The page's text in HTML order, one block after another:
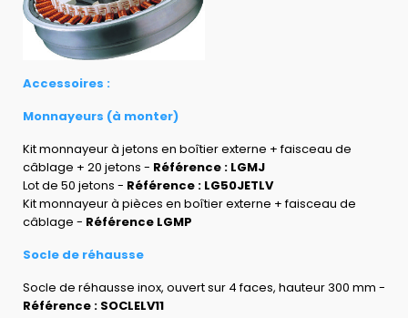
Accessoires :
Monnayeurs (à monter)
Kit monnayeur à jetons en boîtier externe + faisceau de
câblage + 20 jetons - Référence : LGMJ
Lot de 50 jetons - Référence : LG50JETLV
Kit monnayeur à pièces en boîtier externe + faisceau de
câblage - Référence LGMP
Socle de réhausse
Socle de réhausse inox, ouvert sur 4 faces, hauteur 300 mm -
Référence : SOCLELV11